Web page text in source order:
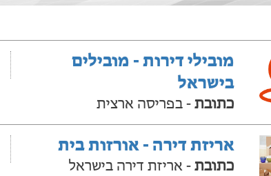
מובילי דירות - מובילים
בישראל
כתובת - בפריסה ארצית
אריזת דירה - אורזות בית
כתובת - אריזת דירה בישראל